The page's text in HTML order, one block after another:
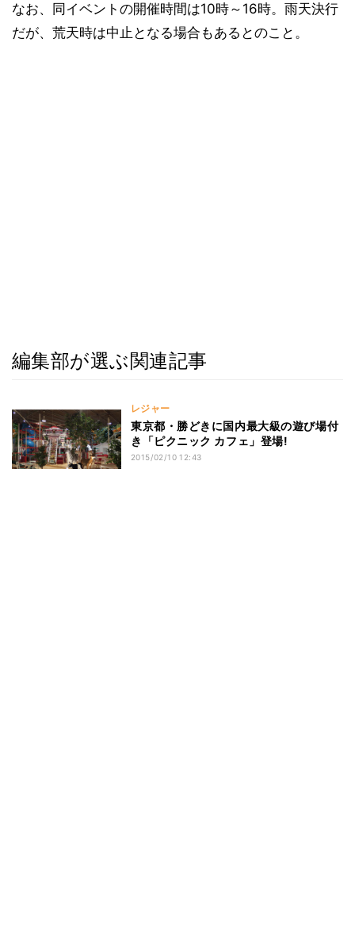
なお、同イベントの開催時間は10時～16時。雨天決行
だが、荒天時は中止となる場合もあるとのこと。
編集部が選ぶ関連記事
レジャー
東京都・勝どきに国内最大級の遊び場付
き「ピクニック カフェ」登場!
2015/02/10 12:43